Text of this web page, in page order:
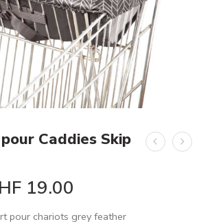
Caddies Skip
19.00
pour chariots grey feather